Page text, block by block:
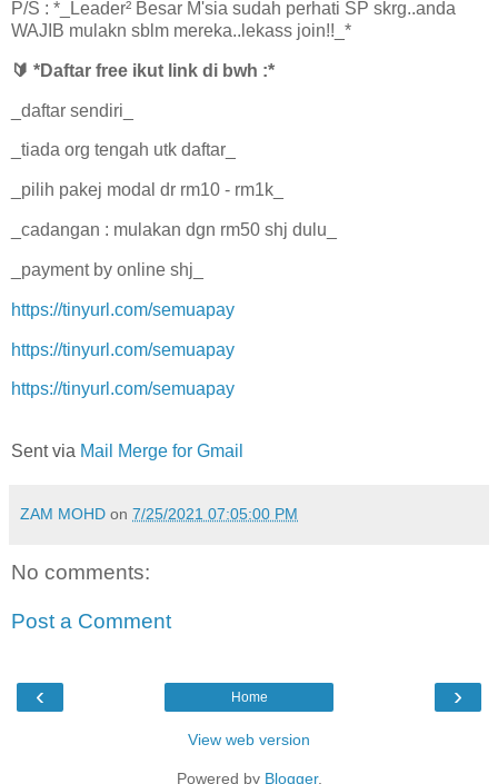
P/S : *_Leader² Besar M'sia sudah perhati SP skrg..anda
WAJIB mulakn sblm mereka..lekass join!!_*
🔰 *Daftar free ikut link di bwh :*
_daftar sendiri_
_tiada org tengah utk daftar_
_pilih pakej modal dr rm10 - rm1k_
_cadangan : mulakan dgn rm50 shj dulu_
_payment by online shj_
https://tinyurl.com/semuapay
https://tinyurl.com/semuapay
https://tinyurl.com/semuapay
Sent via Mail Merge for Gmail
ZAM MOHD on 7/25/2021 07:05:00 PM
No comments:
Post a Comment
‹ ›
Home
View web version
Powered by Blogger.